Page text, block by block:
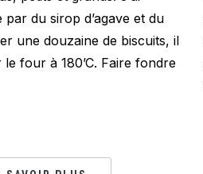
du sirop d’agave et du
une douzaine de biscuits, il
four à 180’C. Faire fondre